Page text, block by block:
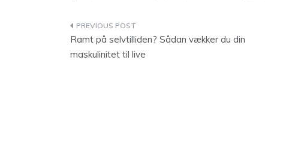
Indlægsnavigation
Ramt på selvtilliden? Sådan vækker du din
maskulinitet til live